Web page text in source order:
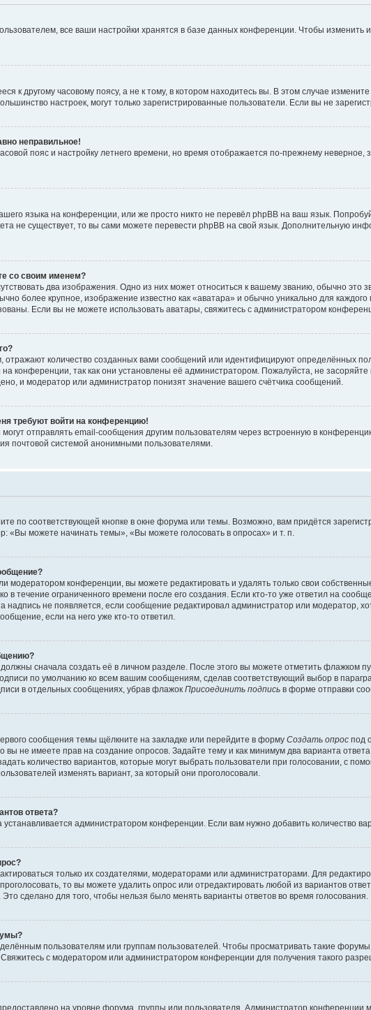
все ваши настройки хранятся в базе данных конференции. Чтобы изменить
к другому часовому поясу, а не к тому, в котором находитесь вы. В этом случае
настроек, могут только зарегистрированные пользователи. Если вы не
неправильное!
пояс и настройку летнего времени, но время отображается по-прежнему
языка на конференции, или же просто никто не перевёл phpBB на ваш язык.
не существует, то вы сами можете перевести phpBB на свой язык. Дополнительную
со своим именем?
два изображения. Одно из них может относиться к вашему званию, обычно это
более крупное, изображение известно как «аватара» и обычно уникально для
Если вы не можете использовать аватары, свяжитесь с администратором
количество созданных вами сообщений или идентифицируют определённых
конференции, так как они установлены её администратором. Пожалуйста, не
и модератор или администратор понизят значение вашего счётчика сообщений.
требуют войти на конференцию!
отправлять email-сообщения другим пользователям через встроенную в
почтовой системой анонимными пользователями.
по соответствующей кнопке в окне форума или темы. Возможно, вам придётся
«Вы можете начинать темы», «Вы можете голосовать в опросах» и т. п.
модератором конференции, вы можете редактировать и удалять только свои
в течение ограниченного времени после его создания. Если кто-то уже ответил на
надпись не появляется, если сообщение редактировал администратор или модератор,
если на него уже кто-то ответил.
сначала создать её в личном разделе. После этого вы можете отметить флажком
по умолчанию ко всем вашим сообщениям, сделав соответствующий выбор в
в отдельных сообщениях, убрав флажок Присоединить подпись в форме отправки
сообщения темы щёлкните на закладке или перейдите в форму Создать опрос под
вы не имеете прав на создание опросов. Задайте тему и как минимум два варианта
количество вариантов, которые могут выбрать пользователи при голосовании, с
изменять вариант, за который они проголосовали.
ответа?
устанавливается администратором конференции. Если вам нужно добавить
только их создателями, модераторами или администраторами. Для
то вы можете удалить опрос или отредактировать любой из вариантов
Это сделано для того, чтобы нельзя было менять варианты ответов во время голосования.
пользователям или группам пользователей. Чтобы просматривать такие
с модератором или администратором конференции для получения такого
на уровне форума, группы или пользователя. Администратор